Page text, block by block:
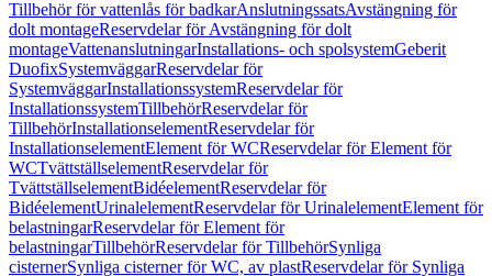
Tillbehör för vattenlås för badkarAnslutningssatsAvstängning för
dolt montageReservdelar för Avstängning för dolt
montageVattenanslutningarInstallations- och spolsystemGeberit
DuofixSystemväggarReservdelar för
SystemväggarInstallationssystemReservdelar för
InstallationssystemTillbehörReservdelar för
TillbehörInstallationselementReservdelar för
InstallationselementElement för WCReservdelar för Element för
WCTvättställselementReservdelar för
TvättställselementBidéelementReservdelar för
BidéelementUrinalelementReservdelar för UrinalelementElement för
belastningarReservdelar för Element för
belastningarTillbehörReservdelar för TillbehörSynliga
cisternerSynliga cisterner för WC, av plastReservdelar för Synliga